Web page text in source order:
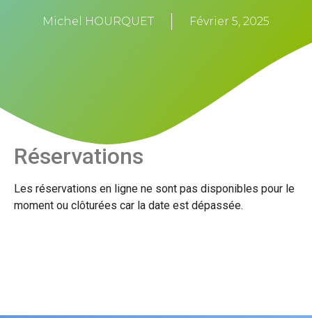
Michel HOURQUET Février 5, 2025
Réservations
Les réservations en ligne ne sont pas disponibles pour le
moment ou clôturées car la date est dépassée.